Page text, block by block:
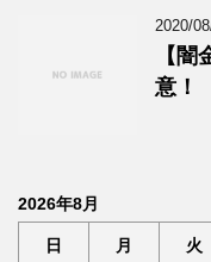
2020/
【
意！
2026年8月
日 月 火